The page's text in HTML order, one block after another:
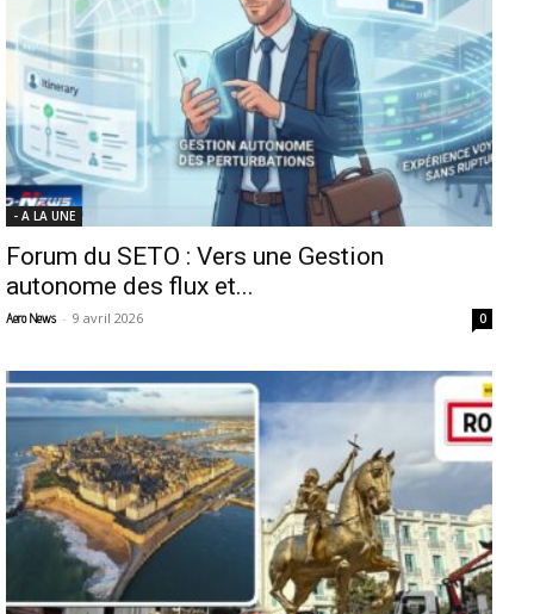
- A LA UNE
Forum du SETO : Vers une Gestion
autonome des flux et...
Aero News - 9 avril 2026 0